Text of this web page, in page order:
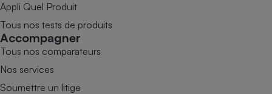
Appli Quel Produit
Tous nos tests de produits
Accompagner
Tous nos comparateurs
Nos services
Soumettre un litige